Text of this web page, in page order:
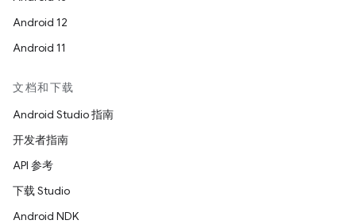
Android 12
Android 11
文档和下载
Android Studio 指南
开发者指南
API 参考
下载 Studio
Android NDK